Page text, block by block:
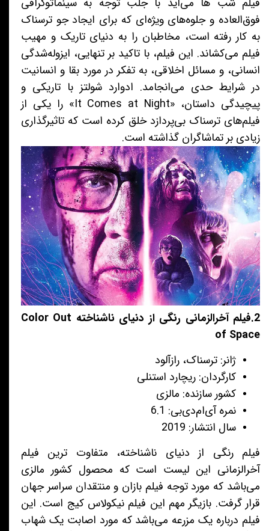
فوق‌العاده و جلوه‌های ویژه‌ای که برای ایجاد جو ترسناک
به کار رفته است، مخاطبان را به دنیای تاریک و مهیب
فیلم می‌کشاند. این فیلم، با تاکید بر تنهایی، ایزوله‌شدگی
انسانی، و مسائل اخلاقی، به تفکر در مورد بقا و انسانیت
در شرایط حدی می‌انجامد. ادوارد شولتز با تاریکی و
پیچیدگی داستان، «It Comes at Night» را یکی از
فیلم‌های ترسناک بی‌پردازد خلق کرده است که تاثیرگذاری
زیادی بر تماشاگران گذاشته است.
2.فیلم آخرالزمانی رنگی از دنیای ناشناخته Color Out
of Space
ژانر: ترسناک، رازآلود
کارگردان: ریچارد استنلی
کشور سازنده: مالزی
نمره آی‌ام‌دی‌بی: 6.1
سال انتشار: 2019
فیلم رنگی از دنیای ناشناخته، متفاوت ترین فیلم
آخرالزمانی این لیست است که محصول کشور مالزی
می‌باشد که مورد توجه فیلم بازان و منتقدان سراسر جهان
قرار گرفت. بازیگر مهم این فیلم نیکولاس کیج است. این
فیلم درباره یک مزرعه می‌باشد که مورد اصابت یک شهاب